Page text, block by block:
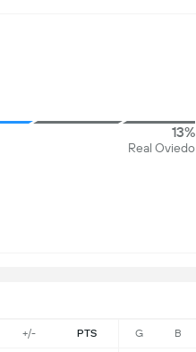
+/- PTS G B
13%
Real Oviedo